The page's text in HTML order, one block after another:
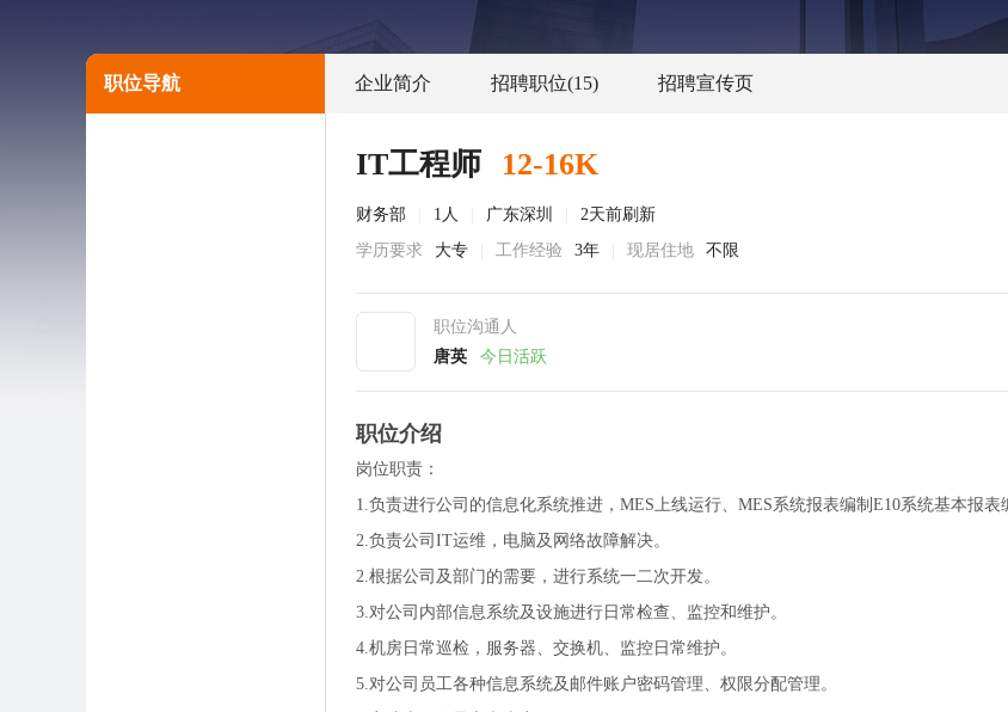
职位导航 企业简介 招聘职位(15) 招聘宣传页
IT工程师 12-16K
财务部 1人 广东深圳
2天前刷新
学历要求
大专 工作经验 3年 现居住地 不限
职位沟通人
唐英
今日活跃
职位介绍
岗位职责：
1.负责进行公司的信息化系统推进，MES上线运行、MES系统报表编制E10系统基本报表
2.负责公司IT运维，电脑及网络故障解决。
2.根据公司及部门的需要，进行系统一二次开发。
3.对公司内部信息系统及设施进行日常检查、监控和维护。
4.机房日常巡检，服务器、交换机、监控日常维护。
5.对公司员工各种信息系统及邮件账户密码管理、权限分配管理。